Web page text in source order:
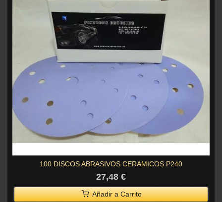
100 DISCOS ABRASIVOS CERAMICOS P240
27,48 €
Añadir a Carrito